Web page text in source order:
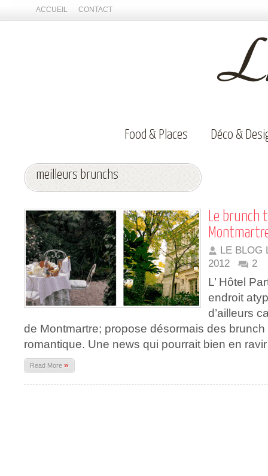
ACCUEIL CONTACT
Food & Places Déco &
meilleurs brunchs
Le brunch
LE BLOG
2012
2
L’ Hôtel
endroit
d’ailleurs
de Montmartre; propose désormais des
romantique. Une news qui pourrait bien en ravir
Read More »